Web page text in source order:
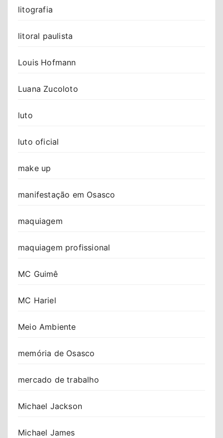
litografia
litoral paulista
Louis Hofmann
Luana Zucoloto
luto
luto oficial
make up
manifestação em Osasco
maquiagem
maquiagem profissional
MC Guimê
MC Hariel
Meio Ambiente
memória de Osasco
mercado de trabalho
Michael Jackson
Michael James